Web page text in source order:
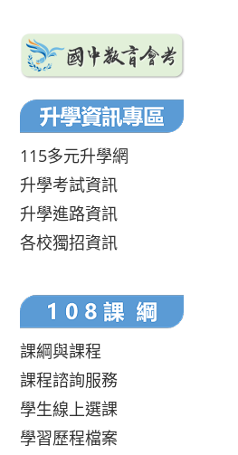
115多元升學網
升學考試資訊
升學進路資訊
各校獨招資訊
課綱與課程
課程諮詢服務
學生線上選課
學習歷程檔案